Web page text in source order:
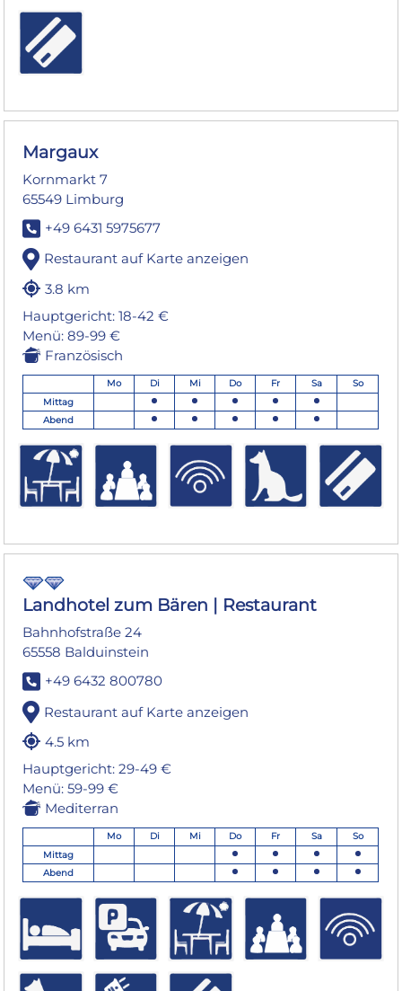
Margaux
Kornmarkt 7
65549 Limburg
+49 6431 5975677
Restaurant auf Karte anzeigen
3.8 km
Hauptgericht: 18-42 €
Menü: 89-99 €
Französisch
Mo Di Mi Do Fr Sa
So
Mittag
Abend
Landhotel zum Bären | Restaurant
Bahnhofstraße 24
65558 Balduinstein
+49 6432 800780
Restaurant auf Karte anzeigen
4.5 km
Hauptgericht: 29-49 €
Menü: 59-99 €
Mediterran
Mo Di Mi Do Fr Sa
So
Mittag
Abend